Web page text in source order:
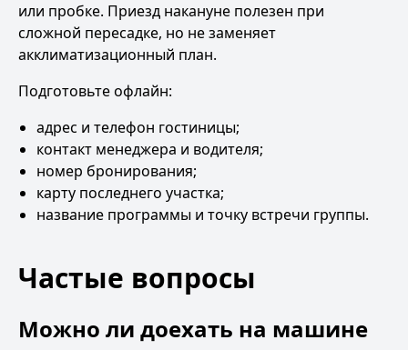
или пробке. Приезд накануне полезен при
сложной пересадке, но не заменяет
акклиматизационный план.
Подготовьте офлайн:
адрес и телефон гостиницы;
контакт менеджера и водителя;
номер бронирования;
карту последнего участка;
название программы и точку встречи группы.
Частые вопросы
Можно ли доехать на машине